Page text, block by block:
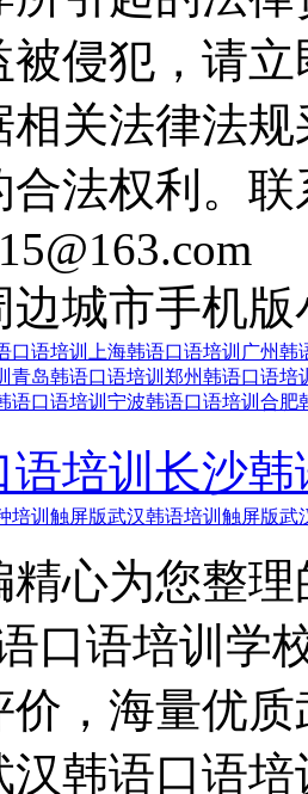
被侵犯，请
相关法律法
合法权利。
边城市手机版
口语培训 上海韩语口语培训 广州韩
青岛韩语口语培训 郑州韩语口语培
语口语培训 宁波韩语口语培训 合肥
培训 长沙韩
培训触屏版武汉韩语培训触屏版武
精心为您整
口语培训学
价，海量优
汉韩语口语